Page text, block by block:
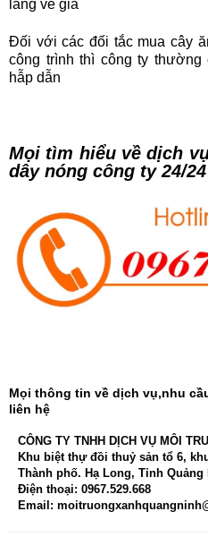
lắng về giá
Đối với các đối tắc mua cây
công trình thì công ty
hẫp dẫn
Mọi tìm hiểu về dịch
dây nóng công ty 24/24
Mọi thông tin về dịch vụ,nhu
liên hệ
CÔNG TY TNHH DỊCH VỤ MÔI
Khu biệt thự đồi thuỷ sản tổ 6,
Thành phố. Hạ Long, Tỉnh Quảng
Điện thoại: 0967.529.668
Email: